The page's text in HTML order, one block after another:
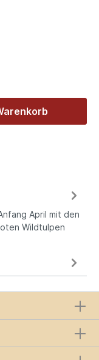
April mit den
Wildtulpen